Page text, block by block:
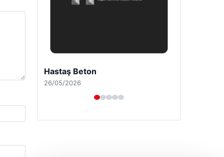
Enes Kaplan Avukatlık Bürosu
28/04/2026